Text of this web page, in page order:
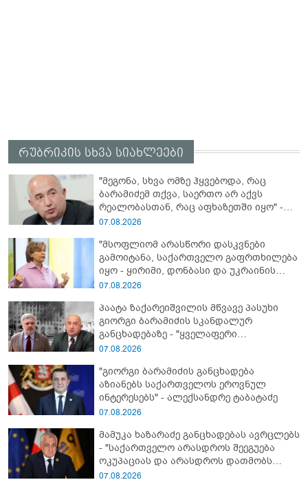
რუბრიკის სხვა სიახლეები
"მეგონა, სხვა ომზე ჰყვებოდა, რაც
ბარამიძემ თქვა, საერთო არ აქვს
რეალობასთან, რაც აფხაზეთში იყო" -
პაატა ზაქარეიშვილის შეფასება
07.08.2026
"მსოფლიომ არასწორი დასკვნები
გამოიტანა, საქართველო გაფრთხილება
იყო - ყირიმი, დონბასი და უკრაინის
წინააღმდეგ სრულმასშტაბიანი ომი
მოყვა" - რასა იუკნევიჩიენე
07.08.2026
პაატა ზაქარეიშვილის მწვავე პასუხი
გიორგი ბარამიძის სკანდალურ
განცხადებაზე - "ყველაფერი
დეტალურად ვიცი... კამანში მოკლული
ბარამიძე კი ტყუის"
07.08.2026
"გიორგი ბარამიძის განცხადება
აზიანებს საქართველოს ეროვნულ
ინტერესებს" - ალექსანდრე ტაბატაძე
07.08.2026
მამუკა ხაზარაძე განცხადებას ავრცლებს
- "საქართველო არასდროს შეეგუება
ოკუპაციას და არასდროს დათმობს
თავისუფლებას!"
07.08.2026